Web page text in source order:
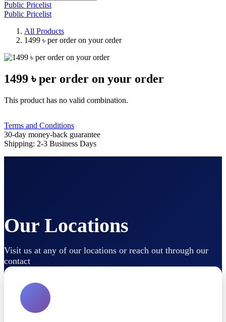
Public Pricelist
Public Pricelist
All Products
1499 ৳ per order on your order
1499 ৳ per order on your order
This product has no valid combination.
Terms and Conditions
30-day money-back guarantee
Shipping: 2-3 Business Days
Our Locations
Visit us at any of our locations or reach out through our
contact